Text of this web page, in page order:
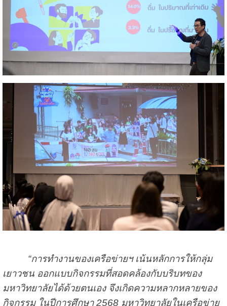
“การทำงานของเครือข่ายฯ เน้นหลักการให้กลุ่ม
เยาวชน ออกแบบกิจกรรมที่สอดคล้องกับบริบทของ
มหาวิทยาลัยได้ด้วยตนเอง จึงเกิดความหลากหลายของ
กิจกรรม ในปีการศึกษา 2568 มหาวิทยาลัยในเครือข่าย